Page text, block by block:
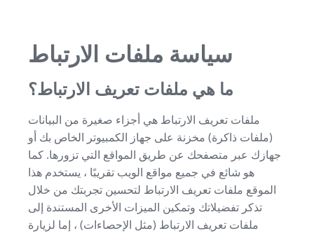
سياسة ملفات الارتباط
ما هي ملفات تعريف الارتباط؟
ملفات تعريف الارتباط هي أجزاء صغيرة من البيانات
(ملفات ذاكرة) مخزنة على جهاز الكمبيوتر الخاص بك أو
جهازك عبر متصفحك عن طريق المواقع التي تزورها. كما
هو شائع في جميع مواقع الويب تقريبًا ، يستخدم هذا
الموقع ملفات تعريف الارتباط لتحسين تجربتك من خلال
تذكر تفضيلاتك وتمكين الميزات الأخرى المستندة إلى
ملفات تعريف الارتباط (مثل الإحصاءات) ، إما لزيارة